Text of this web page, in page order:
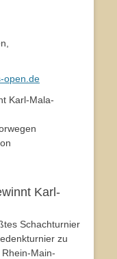
open.de
Karl-Mala-
Karl-
Schachturnier
zu
Main-